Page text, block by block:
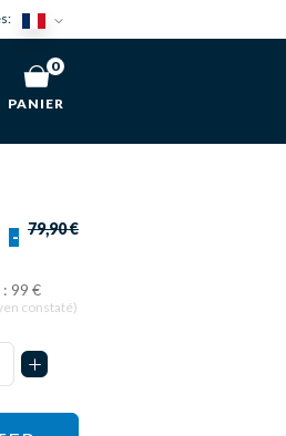
PANIER
0
- 79,90 €
99 €
constaté)